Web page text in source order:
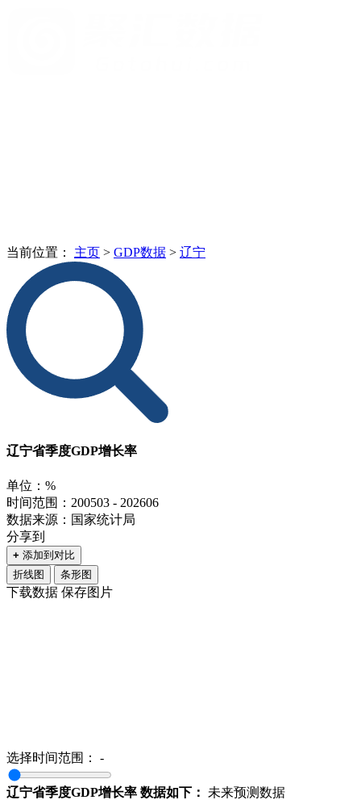
当前位置： 主页 > GDP数据 > 辽宁
辽宁省季度GDP增长率
单位：%
时间范围：200503 - 202606
数据来源：国家统计局
分享到
+ 添加到对比
折线图
条形图
下载数据 保存图片
选择时间范围： -
辽宁省季度GDP增长率 数据如下：
未来预测数据